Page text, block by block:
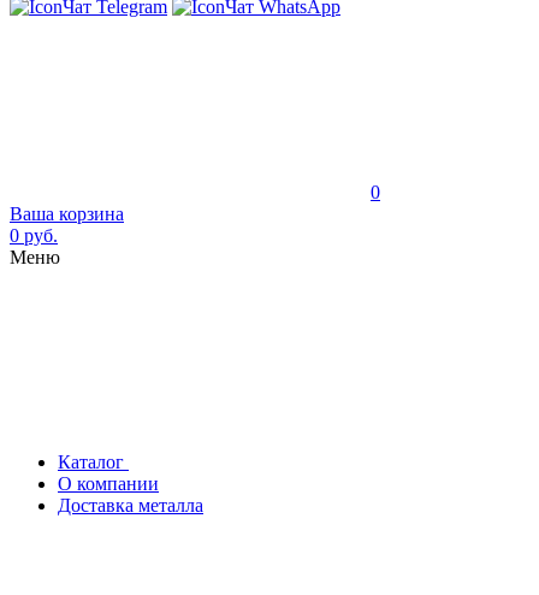
Чат Telegram
Чат WhatsApp
0
Ваша корзина
0 руб.
Меню
Каталог
О компании
Доставка металла